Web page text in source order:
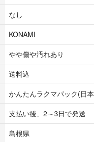
なし
KONAMI
やや傷や汚れあり
送料込
かんたんラクマパック(日
支払い後、2～3日で発送
島根県